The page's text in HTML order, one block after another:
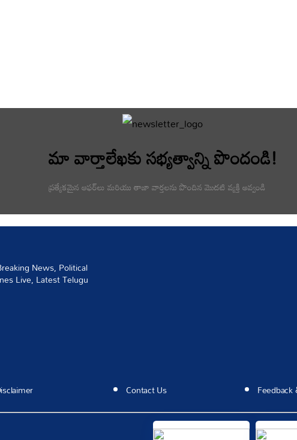
News, Political
Live, Latest Telugu
Contact Us Feedback